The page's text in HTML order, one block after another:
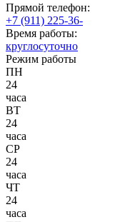
Прямой телефон:
+7 (911) 225-36-
Время работы:
круглосуточно
Режим работы
ПН
24
часа
ВТ
24
часа
CP
24
часа
ЧТ
24
часа